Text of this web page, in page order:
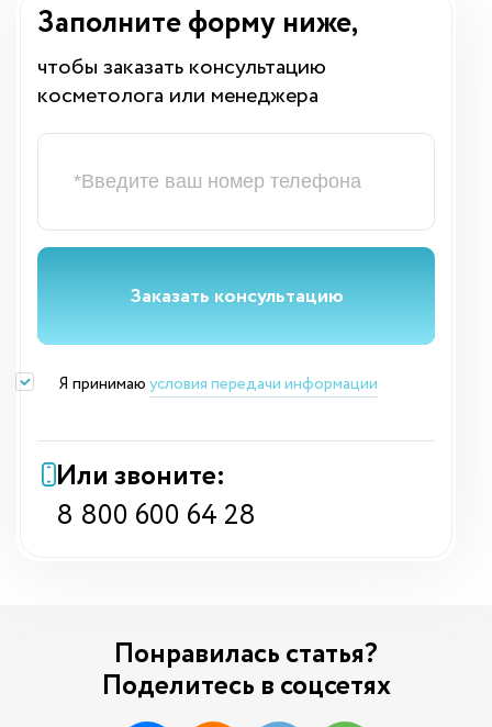
Заполните форму ниже,
чтобы заказать консультацию
косметолога или менеджера
Заказать консультацию
Я принимаюусловия передачи информации
Или звоните:
8 800 600 64 28
Понравилась статья?
Поделитесь в соцсетях